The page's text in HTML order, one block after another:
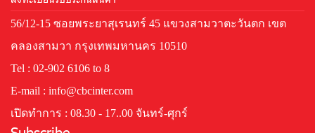
56/12-15 ซอยพระยาสุเรนทร์ 45 แขวงสามวาตะวันตก เขต
คลองสามวา กรุงเทพมหานคร 10510
Tel : 02-902 6106 to 8
E-mail : info@cbcinter.com
เปิดทำการ : 08.30 - 17..00 จันทร์-ศุกร์